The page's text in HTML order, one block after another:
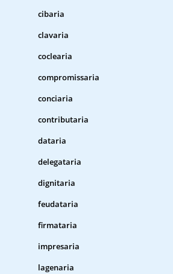
cibaria
clavaria
coclearia
compromissaria
conciaria
contributaria
dataria
delegataria
dignitaria
feudataria
firmataria
impresaria
lagenaria